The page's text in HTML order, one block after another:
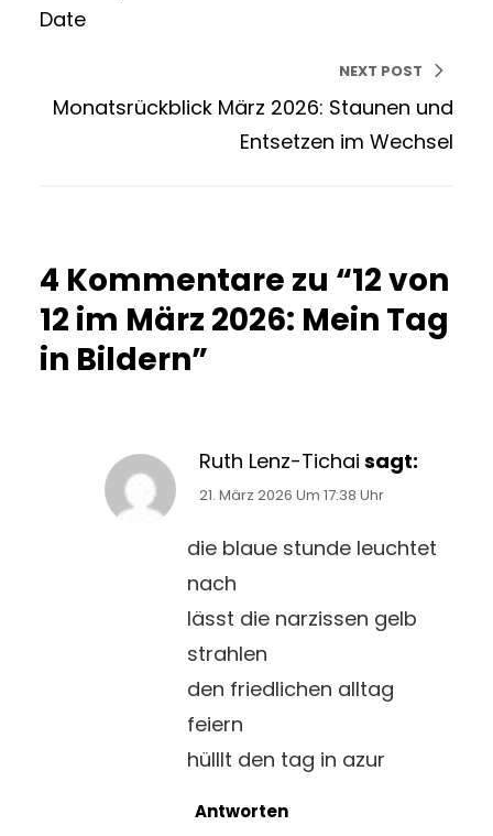
Date
NEXT POST
Monatsrückblick März 2026: Staunen und
Entsetzen im Wechsel
4 Kommentare zu “12 von
12 im März 2026: Mein Tag
in Bildern”
Ruth Lenz-Tichai sagt:
21. März 2026 Um 17:38 Uhr
die blaue stunde leuchtet
nach
lässt die narzissen gelb
strahlen
den friedlichen alltag
feiern
hülllt den tag in azur
Antworten